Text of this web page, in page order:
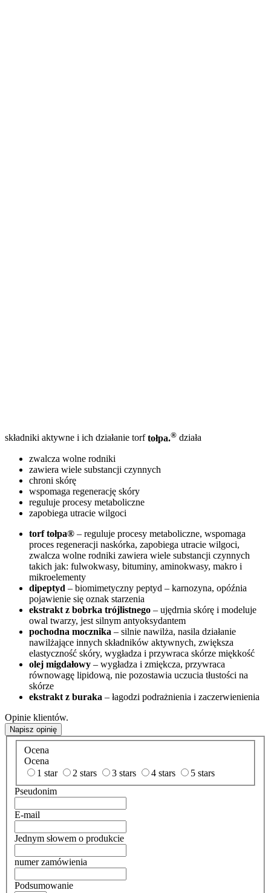
składniki aktywne i ich działanie torftołpa.® działa
zwalcza wolne rodniki
zawiera wiele substancji czynnych
chroni skórę
wspomaga regenerację skóry
reguluje procesy metaboliczne
zapobiega utracie wilgoci
torf tołpa® – reguluje procesy metaboliczne, wspomaga
proces regeneracji naskórka, zapobiega utracie wilgoci,
zwalcza wolne rodniki zawiera wiele substancji czynnych
takich jak: fulwokwasy, bituminy, aminokwasy, makro i
mikroelementy
dipeptyd – biomimetyczny peptyd – karnozyna, opóźnia
pojawienie się oznak starzenia
ekstrakt z bobrka trójlistnego – ujędrnia skórę i modeluje
owal twarzy, jest silnym antyoksydantem
pochodna mocznika – silnie nawilża, nasila działanie
nawilżające innych składników aktywnych, zwiększa
elastyczność skóry, wygładza i przywraca skórze miękkość
olej migdałowy – wygładza i zmiękcza, przywraca
równowagę lipidową, nie pozostawia uczucia tłustości na
skórze
ekstrakt z buraka – łagodzi podrażnienia i zaczerwienienia
Opinie klientów.
Napisz opinię
Ocena
Ocena
1 star
2 stars 3 stars 4 stars
5 stars
Pseudonim
E-mail
Jednym słowem o produkcie
numer zamówienia
Podsumowanie